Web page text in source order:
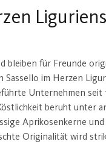
Liguriens
bleiben für Freunde
Sassello im Herzen
Unternehmen seit
beruht unter
Aprikosenkerne
Originalität wird